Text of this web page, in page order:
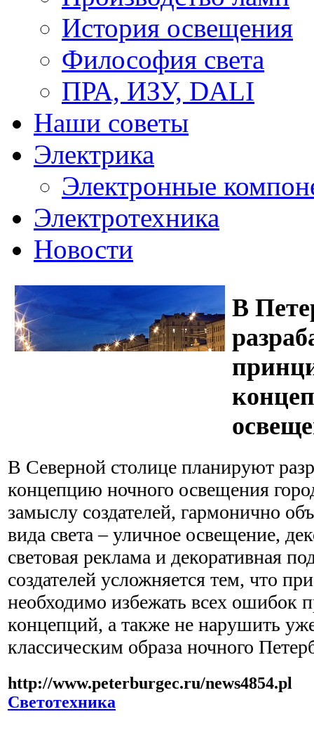
История освещения
Философия света
ПРА, ИЗУ, DALI
Наши советы
Электрика
Электронные
Электротехника
Новости
В
В Северной столице планируют
концепцию ночного освещения
замыслу создателей, гармонично
вида света – уличное освещение,
световая реклама и декоративная
создателей усложняется тем, что
необходимо избежать всех ошибок
концепций, а также не нарушить
классическим образа ночного
http://www.peterburgec.ru/news4854.pl
Светотехника